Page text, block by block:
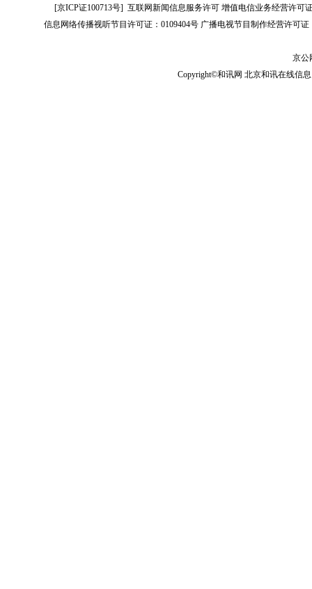
[京ICP证100713号]互联网新闻信息服务许可 增值电信业务经营许可
信息网络传播视听节目许可证：0109404号 广播电视节目制作经营许可证
京公
Copyright©和讯网 北京和讯在线信